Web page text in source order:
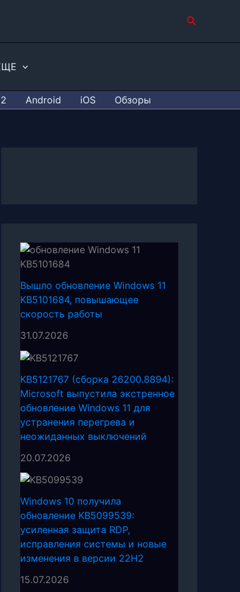
Поиск
Android iOS Обзоры
Вышло обновление Windows 11
KB5101684, повышающее
скорость работы
31.07.2026
KB5121767 (сборка 26200.8894):
Microsoft выпустила экстренное
обновление Windows 11 для
устранения перегрева и
неожиданных выключений
20.07.2026
Windows 10 получила
обновление KB5099539:
усиленная защита RDP,
исправления системы и новые
изменения в версии 22H2
15.07.2026